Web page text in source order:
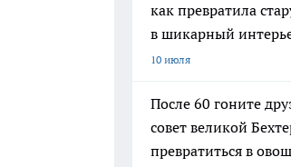
как превратила
в шикарный
10 июля
После 60 гоните
совет великой
превратиться в